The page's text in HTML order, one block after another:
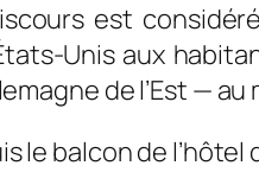
est
Unis aux
de l’Est —
le balcon de